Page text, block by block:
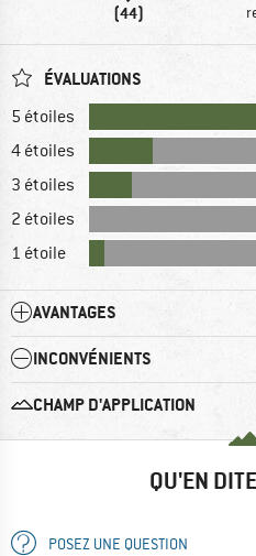
(44)
ÉVALUATIONS
5 étoiles
4 étoiles
3 étoiles
2 étoiles
1 étoile
AVANTAGES
INCONVÉNIENTS
CHAMP D'APPLICATION
QU'EN
POSEZ UNE QUESTION